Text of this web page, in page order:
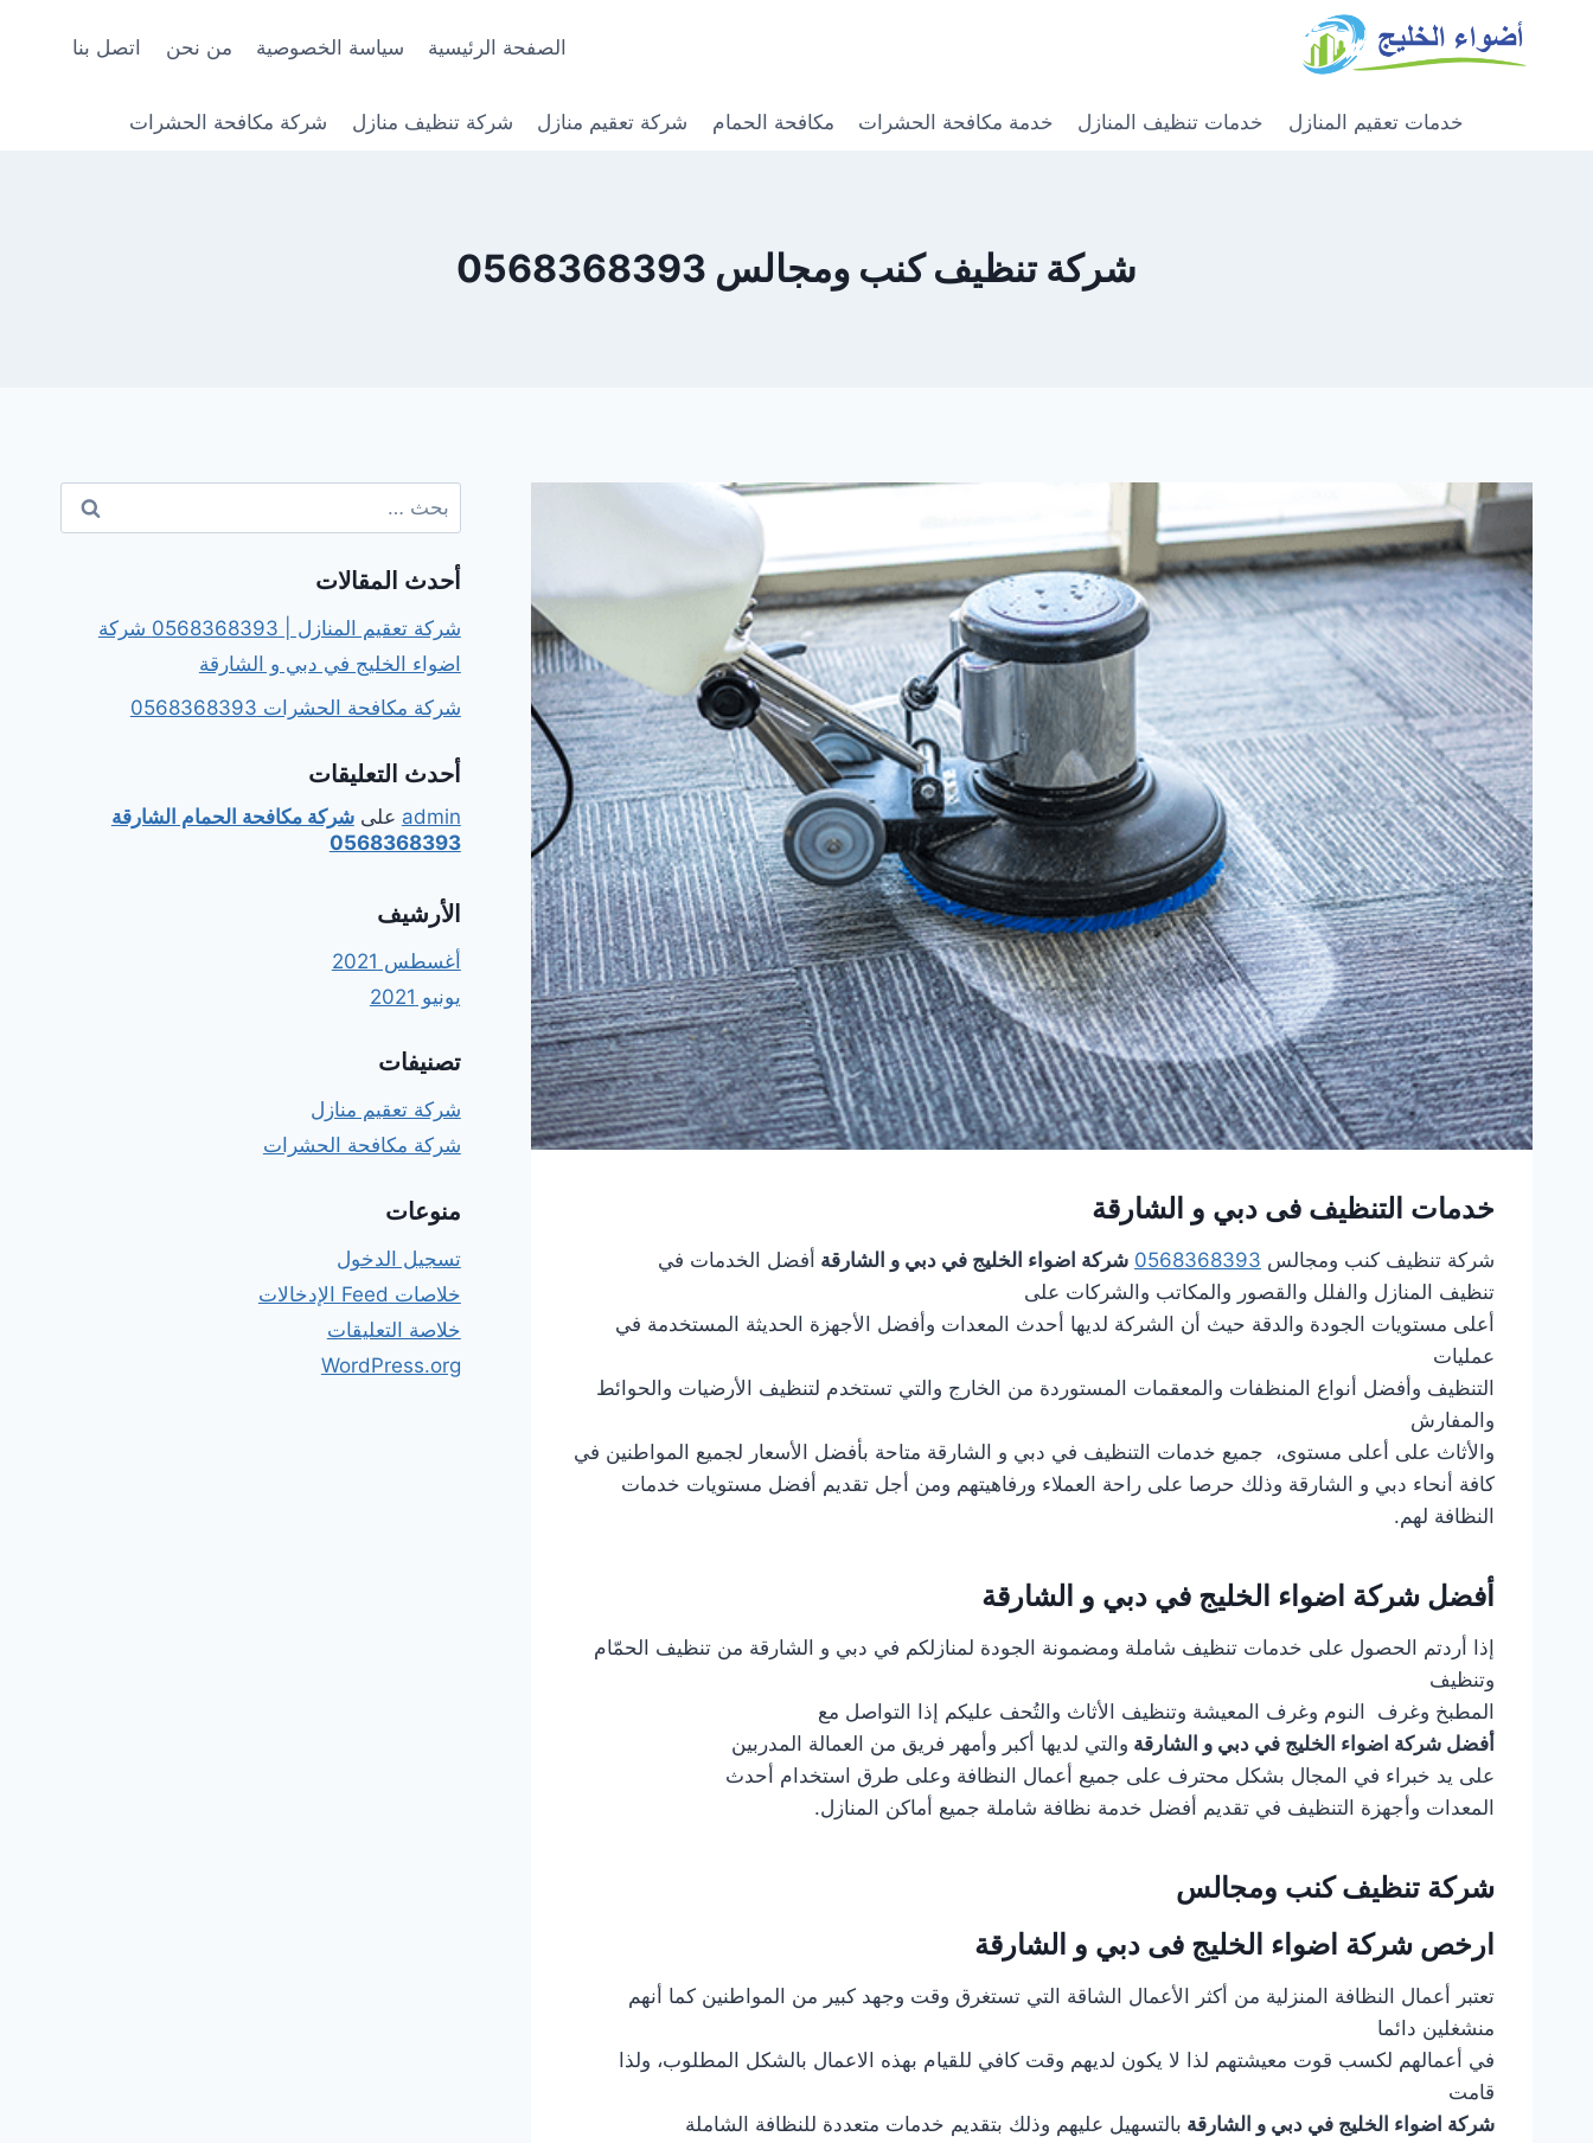
الصفحة الرئيسية سياسة الخصوصية من نحن اتصل بنا
خدمات تعقيم المنازل خدمات تنظيف المنازل خدمة مكافحة الحشرات مكافحة الحمام شركة تعقيم منازل شركة تنظيف منازل شركة مكافحة الحشرات
شركة تنظيف كنب ومجالس 0568368393
خدمات التنظيف فى دبي و الشارقة
شركة تنظيف كنب ومجالس 0568368393 شركة اضواء الخليج في دبي و الشارقة أفضل الخدمات في
تنظيف المنازل والفلل والقصور والمكاتب والشركات على
أعلى مستويات الجودة والدقة حيث أن الشركة لديها أحدث المعدات وأفضل الأجهزة الحديثة المستخدمة في
عمليات
التنظيف وأفضل أنواع المنظفات والمعقمات المستوردة من الخارج والتي تستخدم لتنظيف الأرضيات والحوائط
والمفارش
والأثاث على أعلى مستوى، جميع خدمات التنظيف في دبي و الشارقة متاحة بأفضل الأسعار لجميع المواطنين في
كافة أنحاء دبي و الشارقة وذلك حرصا على راحة العملاء ورفاهيتهم ومن أجل تقديم أفضل مستويات خدمات
النظافة لهم.
أفضل شركة اضواء الخليج في دبي و الشارقة
إذا أردتم الحصول على خدمات تنظيف شاملة ومضمونة الجودة لمنازلكم في دبي و الشارقة من تنظيف الحمّام
وتنظيف
المطبخ وغرف النوم وغرف المعيشة وتنظيف الأثاث والتُحف عليكم إذا التواصل مع
أفضل شركة اضواء الخليج في دبي و الشارقة والتي لديها أكبر وأمهر فريق من العمالة المدربين
على يد خبراء في المجال بشكل محترف على جميع أعمال النظافة وعلى طرق استخدام أحدث
المعدات وأجهزة التنظيف في تقديم أفضل خدمة نظافة شاملة جميع أماكن المنازل.
شركة تنظيف كنب ومجالس
ارخص شركة اضواء الخليج فى دبي و الشارقة
تعتبر أعمال النظافة المنزلية من أكثر الأعمال الشاقة التي تستغرق وقت وجهد كبير من المواطنين كما أنهم
منشغلين دائما
في أعمالهم لكسب قوت معيشتهم لذا لا يكون لديهم وقت كافي للقيام بهذه الاعمال بالشكل المطلوب، ولذا
قامت
شركة اضواء الخليج في دبي و الشارقة بالتسهيل عليهم وذلك بتقديم خدمات متعددة للنظافة الشاملة
أحدث المقالات
شركة تعقيم المنازل | 0568368393 شركة
اضواء الخليج في دبي و الشارقة
شركة مكافحة الحشرات 0568368393
أحدث التعليقات
admin علىشركة مكافحة الحمام الشارقة
0568368393
الأرشيف
أغسطس 2021
يونيو 2021
تصنيفات
شركة تعقيم منازل
شركة مكافحة الحشرات
منوعات
تسجيل الدخول
خلاصات Feed الإدخالات
خلاصة التعليقات
WordPress.org